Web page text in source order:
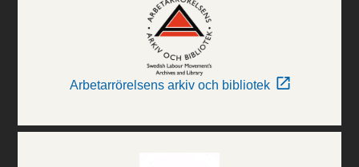
Arbetarrörelsens arkiv och bibliotek